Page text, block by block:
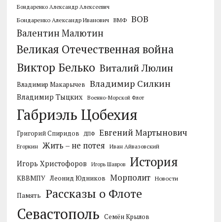
Бондаренко Александр Алексеевич
Бондаренко Александр Иванович ВМФ ВОВ
Валентин Малютин
Великая Отечественная война
Виктор Белько Виталий Люлин
Владимир Макарычев Владимир Силкин
Владимир Тыцких Военно-Морской Флот
Габриэль Цобехия
Григорий Спиридов ДПФ Евгений Мартынович
Егоркин Жить – не потея Иван Айвазовский
Игорь Христофоров Игорь Шавров История
КВВМПУ Леонид Юдников Морполит Новости
Память Рассказы о Флоте
Севастополь Семён Крылов